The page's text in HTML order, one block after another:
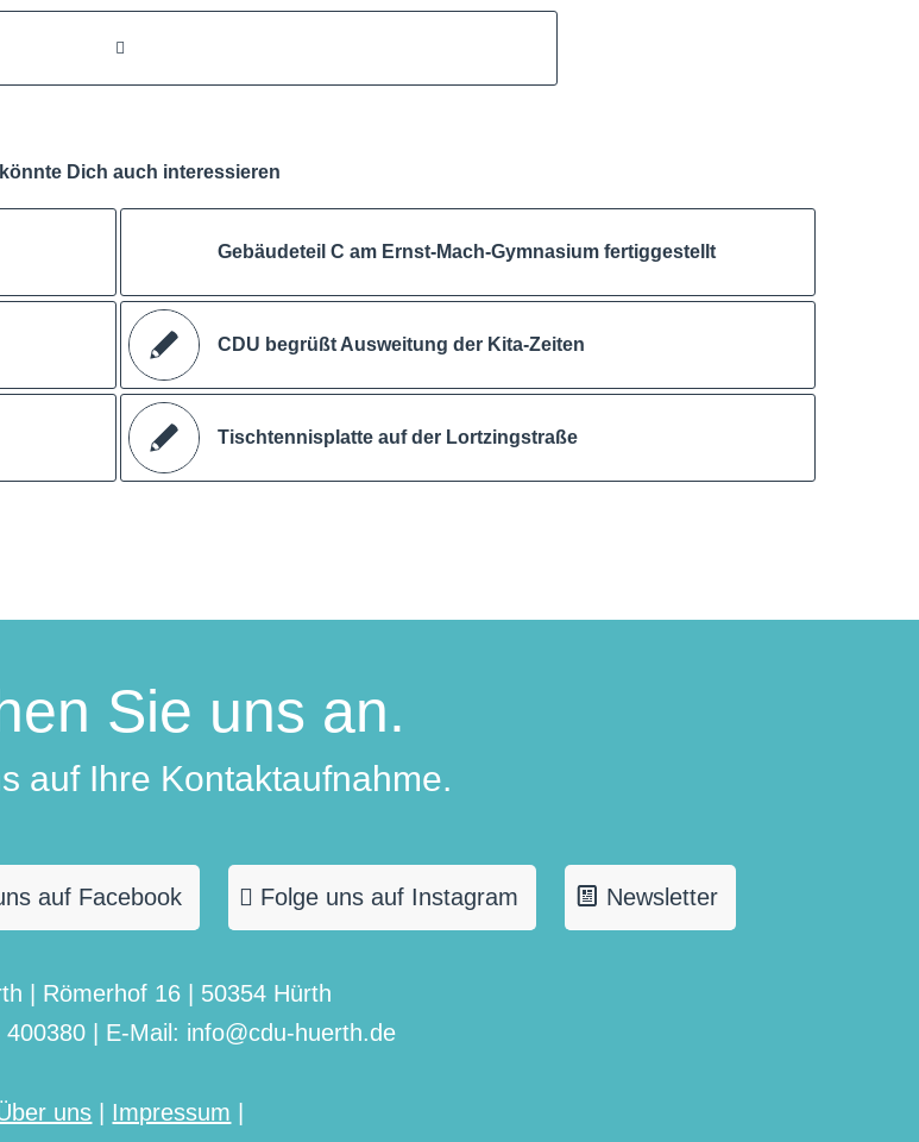
Dich auch interessieren
Gebäudeteil C am Ernst-Mach-Gymnasium fertiggestellt
CDU begrüßt Ausweitung der Kita-Zeiten
Tischtennisplatte auf der Lortzingstraße
Sie uns an.
auf Ihre Kontaktaufnahme.
auf Facebook Folge uns auf Instagram Newsletter
| Römerhof 16 | 50354 Hürth
400380 | E-Mail: info@cdu-huerth.de
uns Impressum